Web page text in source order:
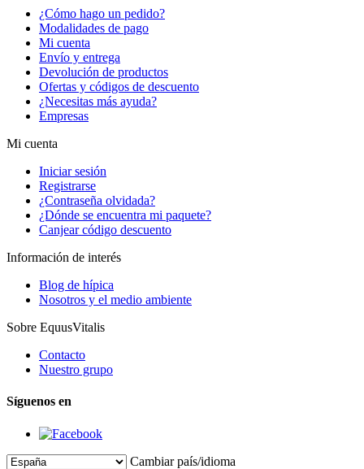
¿Cómo hago un pedido?
Modalidades de pago
Mi cuenta
Envío y entrega
Devolución de productos
Ofertas y códigos de descuento
¿Necesitas más ayuda?
Empresas
Mi cuenta
Iniciar sesión
Registrarse
¿Contraseña olvidada?
¿Dónde se encuentra mi paquete?
Canjear código descuento
Información de interés
Blog de hípica
Nosotros y el medio ambiente
Sobre EquusVitalis
Contacto
Nuestro grupo
Síguenos en
Cambiar país/idioma